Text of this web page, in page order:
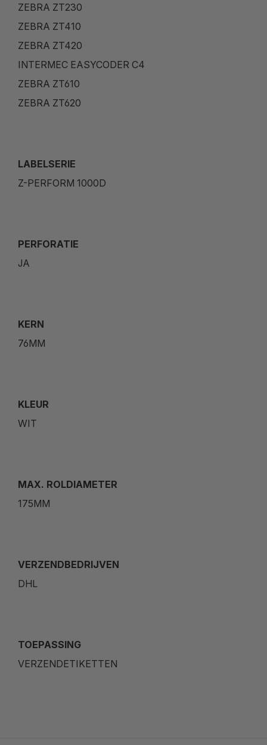
ZEBRA ZT230
ZEBRA ZT410
ZEBRA ZT420
INTERMEC EASYCODER C4
ZEBRA ZT610
ZEBRA ZT620
LABELSERIE
Z-PERFORM 1000D
PERFORATIE
JA
KERN
76MM
KLEUR
WIT
MAX. ROLDIAMETER
175MM
VERZENDBEDRIJVEN
DHL
TOEPASSING
VERZENDETIKETTEN